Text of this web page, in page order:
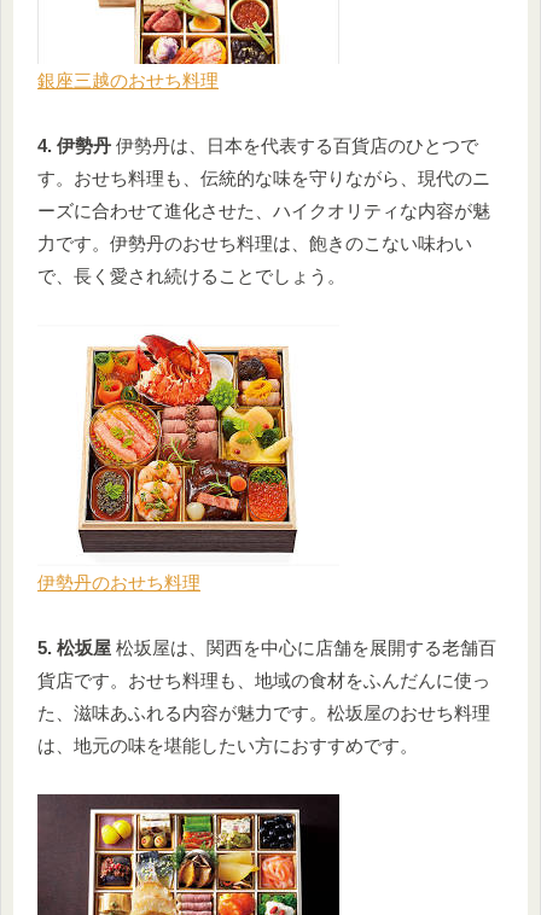
銀座三越のおせち料理
4. 伊勢丹 伊勢丹は、日本を代表する百貨店のひとつで
す。おせち料理も、伝統的な味を守りながら、現代のニ
ーズに合わせて進化させた、ハイクオリティな内容が魅
力です。伊勢丹のおせち料理は、飽きのこない味わい
で、長く愛され続けることでしょう。
伊勢丹のおせち料理
5. 松坂屋 松坂屋は、関西を中心に店舗を展開する老舗百
貨店です。おせち料理も、地域の食材をふんだんに使っ
た、滋味あふれる内容が魅力です。松坂屋のおせち料理
は、地元の味を堪能したい方におすすめです。